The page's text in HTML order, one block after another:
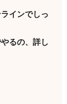
インでしっ
るの、詳し